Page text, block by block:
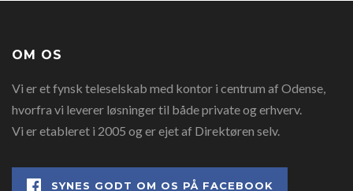
OM OS
Vi er et fynsk teleselskab med kontor i centrum af Odense,
hvorfra vi leverer løsninger til både private og erhverv.
Vi er etableret i 2005 og er ejet af Direktøren selv.
SYNES GODT OM OS PÅ FACEBOOK